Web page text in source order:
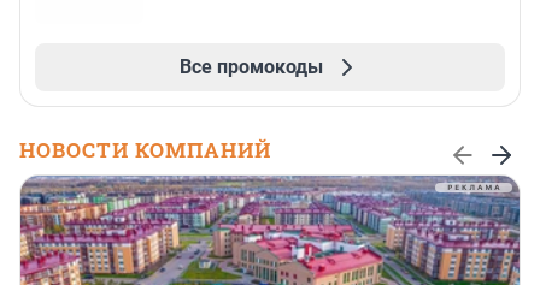
Все промокоды
НОВОСТИ КОМПАНИЙ